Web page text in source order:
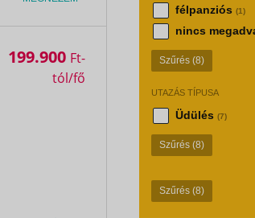
félpanziós (1)
nincs
Szűrés (8)
UTAZÁS TÍPUSA
Üdülés (7)
Szűrés (8)
Szűrés (8)
199.900 Ft